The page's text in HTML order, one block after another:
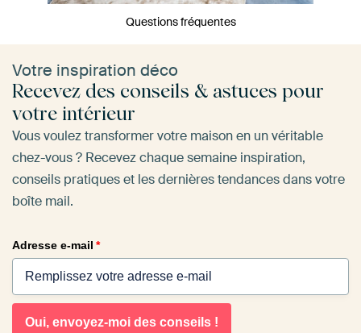
Questions fréquentes
Votre inspiration déco
Recevez des conseils & astuces pour
votre intérieur
Vous voulez transformer votre maison en un véritable
chez-vous ? Recevez chaque semaine inspiration,
conseils pratiques et les dernières tendances dans votre
boîte mail.
Adresse e-mail *
Oui, envoyez-moi des conseils !